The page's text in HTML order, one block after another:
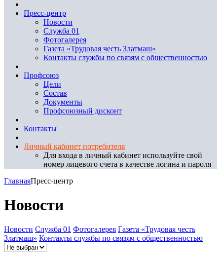
Пресс-центр
Новости
Служба 01
Фотогалерея
Газета «Трудовая честь Златмаш»
Контакты службы по связям с общественностью
Профсоюз
Цели
Состав
Документы
Профсоюзный дисконт
Контакты
Личный кабинет потребителя
Для входа в личный кабинет используйте свой
номер лицевого счета в качестве логина и пароля
ГлавнаяПресс-центр
Новости
Новости Служба 01 Фотогалерея Газета «Трудовая честь
Златмаш» Контакты службы по связям с общественностью